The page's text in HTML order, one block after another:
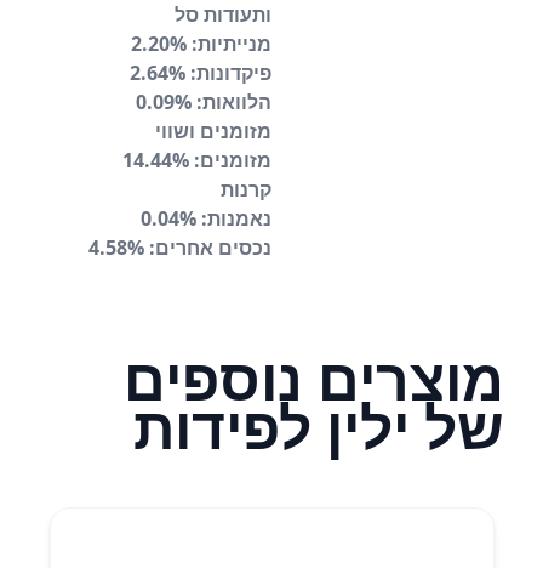
ותעודות סל
מנייתיות: 2.20%
פיקדונות: 2.64%
הלוואות: 0.09%
מזומנים ושווי
מזומנים: 14.44%
קרנות
נאמנות: 0.04%
נכסים אחרים: 4.58%
מוצרים נוספים
של ילין לפידות